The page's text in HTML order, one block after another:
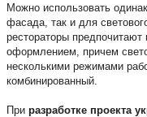
Можно использовать
фасада, так и для
рестораторы
оформлением, причем
несколькими режимами
комбинированный.
При разработке проекта